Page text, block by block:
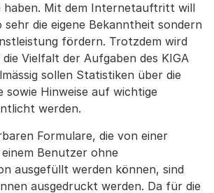
haben. Mit dem Internetauftritt will
die eigene Bekanntheit sondern
fördern. Trotzdem wird
Vielfalt der Aufgaben des KIGA
sollen Statistiken über die
sowie Hinweise auf wichtige
werden.
Formulare, die von einer
Benutzer ohne
ausgefüllt werden können, sind
ausgedruckt werden. Da für die